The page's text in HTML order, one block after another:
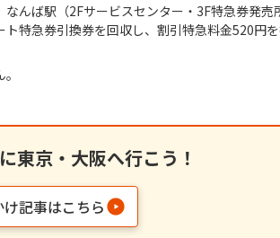
んば駅（2Fサービスセンター・3F特急券発売
特急券引換券を回収し、割引特急料金520円
東京・大阪へ行こう！
け記事はこちら